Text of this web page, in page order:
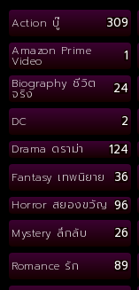
Action บู๊ 309
Amazon Prime
Video 1
Biography ชีวิต
จริง 24
DC 2
Drama ดราม่า 124
Fantasy เทพนิยาย 36
Horror สยองขวัญ 96
Mystery ลึกลับ 26
Romance รัก 89